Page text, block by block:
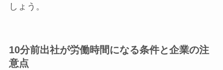
しょう。
10分前出社が労働時間になる条件と企業の注
意点